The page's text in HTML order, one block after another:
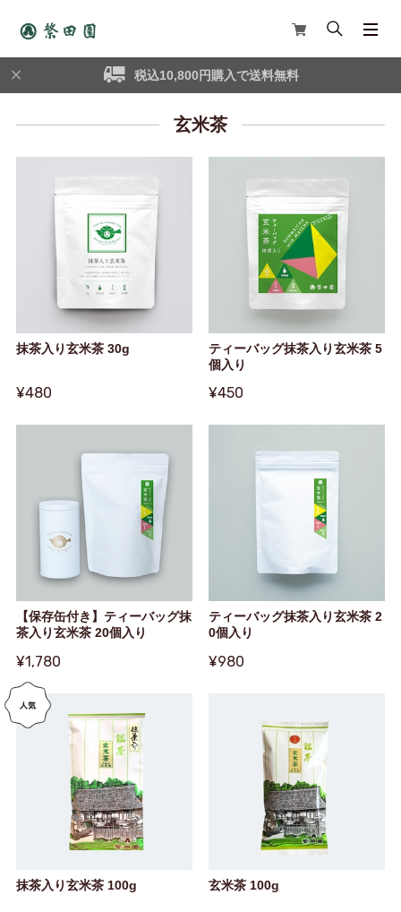
税込10,800円購入で送料無料
玄米茶
抹茶入り玄米茶 30g
¥480
ティーバッグ抹茶入り玄米茶 5
個入り
¥450
【保存缶付き】ティーバッグ抹
茶入り玄米茶 20個入り
¥1,780
ティーバッグ抹茶入り玄米茶 2
0個入り
¥980
抹茶入り玄米茶 100g 玄米茶 100g